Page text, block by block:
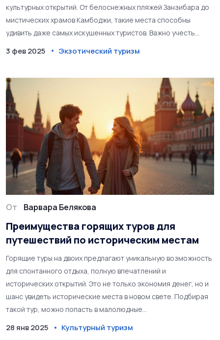
культурных открытий. От белоснежных пляжей Занзибара до
мистических храмов Камбоджи, такие места способны
удивить даже самых искушенных туристов. Важно учесть
стало незабываемым. В статье разобраны основные
для успешного отдыха.
3 фев 2025 Экзотический туризм
От Варвара Белякова
Преимущества горящих туров для
путешествий по историческим местам
Горящие туры на двоих предлагают уникальную возможность
для спонтанного отдыха, полную впечатлений и
исторических открытий. Это не только экономия денег, но и
шанс увидеть исторические места в новом свете. Подбирая
такой тур, можно попасть в малолюдные
атмосферой. Это идеальное предложение для пар, ищущих
28 янв 2025 Культурный туризм